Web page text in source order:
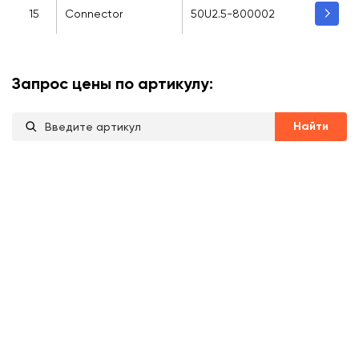
15 Connector 50U2.5-800002
Запрос цены по артикулу:
Найти